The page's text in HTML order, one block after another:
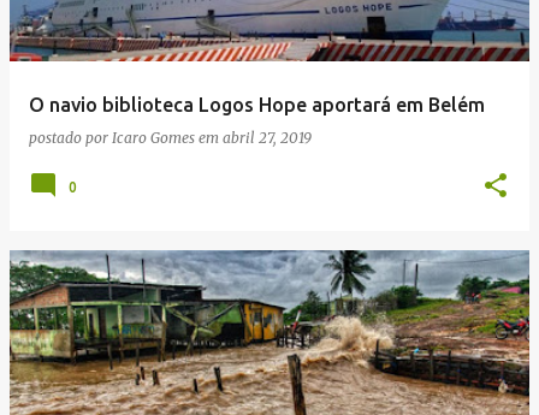
O navio biblioteca Logos Hope aportará em Belém
postado por Icaro Gomes em abril 27, 2019
0